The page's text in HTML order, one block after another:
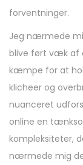
forventninger.
Jeg nærmede
blive ført væk af
kæmpe for at
klicheer og
nuanceret
online en
kompleksiteter,
nærmede mig